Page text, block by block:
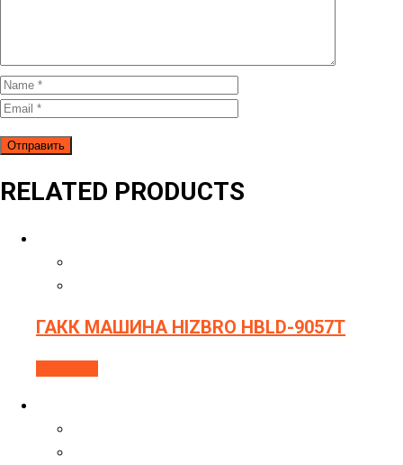
RELATED PRODUCTS
ГАКК МАШИНА HIZBRO HBLD-9057T